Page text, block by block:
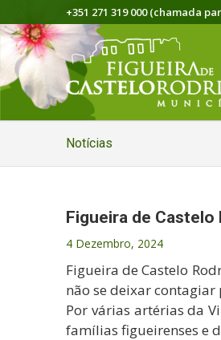
+351 271 319 000 (chamada
Notícias
Figueira de Castelo
4 Dezembro, 2024
Figueira de Castelo
não se deixar contagiar
Por várias artérias da
famílias figueirenses e